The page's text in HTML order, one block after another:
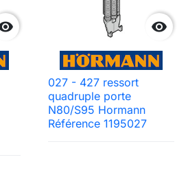

027 - 427 ressort
quadruple porte
N80/S95 Hormann
Référence 1195027
Need-door